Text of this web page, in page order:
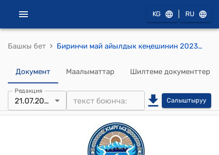
KG RU
Башкы бет › Биринчи май айылдык кеңешинин 2023-жылдын 21-июлундагы № 141 "Биринчи Май айыл өкмөтүнө жер участогун мөөнөтсүз пайдаланууга бекитип берүү жана сатууга макулдук берүү жөнүндө" токтому
Документ Маалыматтар Шилтеме документтер
Редакция
21.07.2023 Салыштыруу